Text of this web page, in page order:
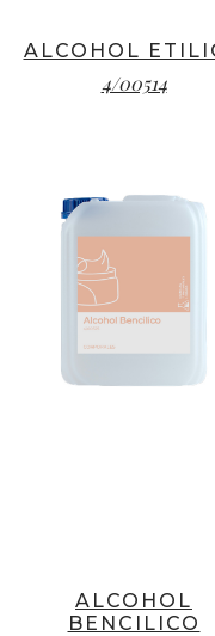
ALCOHOL
4/00514
ALCOHOL
BENCILICO